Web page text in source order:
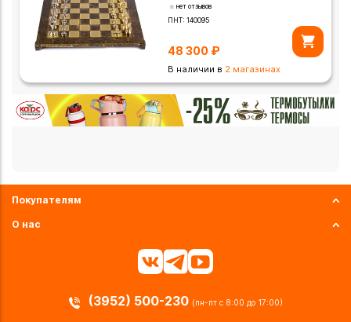
нет отзывов
ПНТ:140095
48 300 ₽
В наличии в 2 магазинах
Покупателям
О нас
(3952) 500-230 (пн-пт с 8:00 до 17:00)